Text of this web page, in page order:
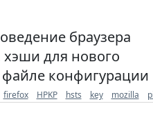
браузера
хэши для нового
конфигурации
firefox HPKP hsts key mozilla